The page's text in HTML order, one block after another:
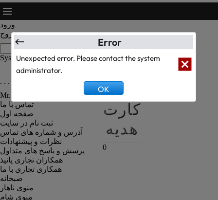
ورود
خروج
System Text Test
سبد
کارت
هدیه
0
. . . رزومه کارکنان رستوران . . .
Mr. Kanbiz Administrator
تماس با ما
صفحه اول
ثبت نام در سایت
آدرس و شماره های تماس
نظرات و پیشنهادات
پرسش و پاسخ های متداول
همکاران تجاری پانیذ
همکاری تجاری با ما
صبحانه
منوی ناهار
منوی شام
Error
Unexpected error. Please contact the system
administrator.
OK